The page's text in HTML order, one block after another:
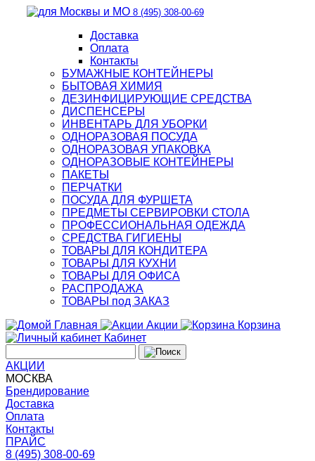
8 (495) 308-00-69
Доставка
Оплата
Контакты
БУМАЖНЫЕ КОНТЕЙНЕРЫ
БЫТОВАЯ ХИМИЯ
ДЕЗИНФИЦИРУЮЩИЕ СРЕДСТВА
ДИСПЕНСЕРЫ
ИНВЕНТАРЬ ДЛЯ УБОРКИ
ОДНОРАЗОВАЯ ПОСУДА
ОДНОРАЗОВАЯ УПАКОВКА
ОДНОРАЗОВЫЕ КОНТЕЙНЕРЫ
ПАКЕТЫ
ПЕРЧАТКИ
ПОСУДА ДЛЯ ФУРШЕТА
ПРЕДМЕТЫ СЕРВИРОВКИ СТОЛА
ПРОФЕССИОНАЛЬНАЯ ОДЕЖДА
СРЕДСТВА ГИГИЕНЫ
ТОВАРЫ ДЛЯ КОНДИТЕРА
ТОВАРЫ ДЛЯ КУХНИ
ТОВАРЫ ДЛЯ ОФИСА
РАСПРОДАЖА
ТОВАРЫ под ЗАКАЗ
Главная
Акции
Корзина
Кабинет
АКЦИИ
МОСКВА
Брендирование
Доставка
Оплата
Контакты
ПРАЙС
8 (495) 308-00-69